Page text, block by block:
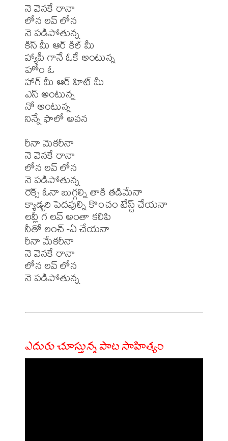
నె వెనకే రానా
లోన లవ్ లోన
నె పడిపోతున్న
కిస్ మీ ఆర్ కిల్ మీ
హ్యాపీ గానే ఓకే అంటున్న
హోం ఓ
హాగ్ మీ ఆర్ హిట్ మీ
ఎస్ అంటున్న
నో అంటున్న
నిన్నే ఫాలో అవన
రీనా మెకరీనా
నె వెనకే రానా
లోన లవ్ లోన
నె పడిపోతున్న
రెక్స్ ఓనా బుగ్గల్ని తాకి తడిమేనా
క్యాడ్బరి పెదవుల్ని కొంచం టేస్ట్ చేయనా
లవ్లీ గ లవ్ అంతా కలిపి
నీతో లంచ్ -ఏ చేయనా
రీనా మేకరీనా
నె వెనకే రానా
లోన లవ్ లోన
నె పడిపోతున్న
ఎదురు చూస్తున్న పాట సాహిత్యం